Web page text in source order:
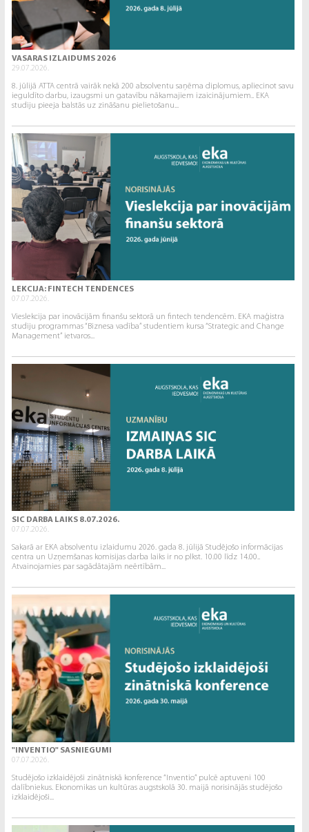
VASARAS IZLAIDUMS 2026
29.07.2026.
8. jūlijā ATTA centrā vairāk nekā 200 absolventu saņēma diplomus, apliecinot savu
ieguldīto darbu, izaugsmi un gatavību nākamajiem izaicinājumiem.. EKA
studiju pieeja balstās uz zināšanu pielietošanu...
LEKCIJA: FINTECH TENDENCES
07.07.2026.
Vieslekcija par inovācijām finanšu sektorā un fintech tendencēm. EKA maģistra
studiju programmas “Biznesa vadība” studentiem kursa “Strategic and Change
Management” ietvaros...
SIC DARBA LAIKS 8.07.2026.
07.07.2026.
Sakarā ar EKA absolventu izlaidumu 2026. gada 8. jūlijā Studējošo informācijas
centra un Uzņemšanas komisijas darba laiks ir no plkst. 10.00 līdz 14.00..
Atvainojamies par sagādātajām neērtībām...
"INVENTIO" SASNIEGUMI
07.07.2026.
Studējošo izklaidējoši zinātniskā konference “Inventio” pulcē aptuveni 100
dalībniekus. Ekonomikas un kultūras augstskolā 30. maijā norisinājās studējošo
izklaidējoši...